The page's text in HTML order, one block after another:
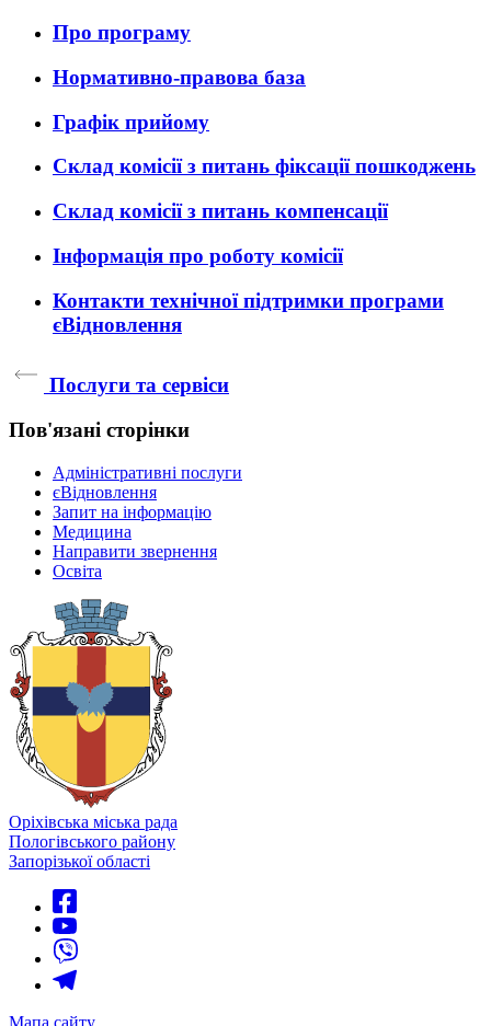
Про програму
Нормативно-правова база
Графік прийому
Склад комісії з питань фіксації пошкоджень
Склад комісії з питань компенсації
Інформація про роботу комісії
Контакти технічної підтримки програми
єВідновлення
Послуги та сервіси
Пов'язані сторінки
Адміністративні послуги
єВідновлення
Запит на інформацію
Медицина
Направити звернення
Освіта
Оріхівська міська рада
Пологівського району
Запорізької області
Мапа сайту